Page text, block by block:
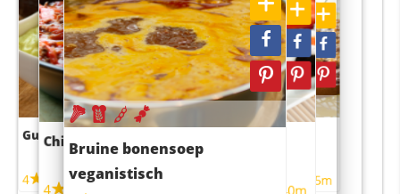
Guacamole
4
Chili con carne
4
Bruine bonensoep
veganistisch
Sushi rijstsalade
maaltijdsalade
4 55m